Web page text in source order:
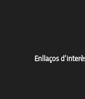
Enllaços